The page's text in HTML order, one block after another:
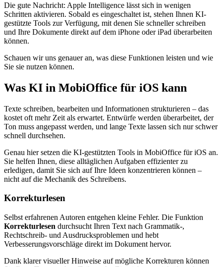
Die gute Nachricht: Apple Intelligence lässt sich in wenigen
Schritten aktivieren. Sobald es eingeschaltet ist, stehen Ihnen KI-
gestützte Tools zur Verfügung, mit denen Sie schneller schreiben
und Ihre Dokumente direkt auf dem iPhone oder iPad überarbeiten
können.
Schauen wir uns genauer an, was diese Funktionen leisten und wie
Sie sie nutzen können.
Was KI in MobiOffice für iOS kann
Texte schreiben, bearbeiten und Informationen strukturieren – das
kostet oft mehr Zeit als erwartet. Entwürfe werden überarbeitet, der
Ton muss angepasst werden, und lange Texte lassen sich nur schwer
schnell durchsehen.
Genau hier setzen die KI-gestützten Tools in MobiOffice für iOS an.
Sie helfen Ihnen, diese alltäglichen Aufgaben effizienter zu
erledigen, damit Sie sich auf Ihre Ideen konzentrieren können –
nicht auf die Mechanik des Schreibens.
Korrekturlesen
Selbst erfahrenen Autoren entgehen kleine Fehler. Die Funktion
Korrekturlesen durchsucht Ihren Text nach Grammatik-,
Rechtschreib- und Ausdrucksproblemen und hebt
Verbesserungsvorschläge direkt im Dokument hervor.
Dank klarer visueller Hinweise auf mögliche Korrekturen können